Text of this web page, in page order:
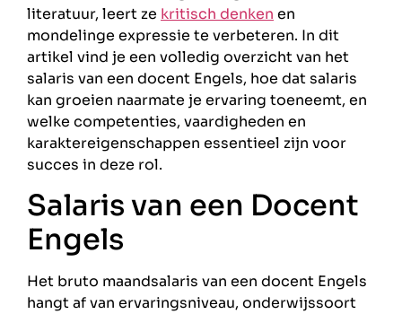
literatuur, leert ze kritisch denken en
mondelinge expressie te verbeteren. In dit
artikel vind je een volledig overzicht van het
salaris van een docent Engels, hoe dat salaris
kan groeien naarmate je ervaring toeneemt, en
welke competenties, vaardigheden en
karaktereigenschappen essentieel zijn voor
succes in deze rol.
Salaris van een Docent
Engels
Het bruto maandsalaris van een docent Engels
hangt af van ervaringsniveau, onderwijssoort